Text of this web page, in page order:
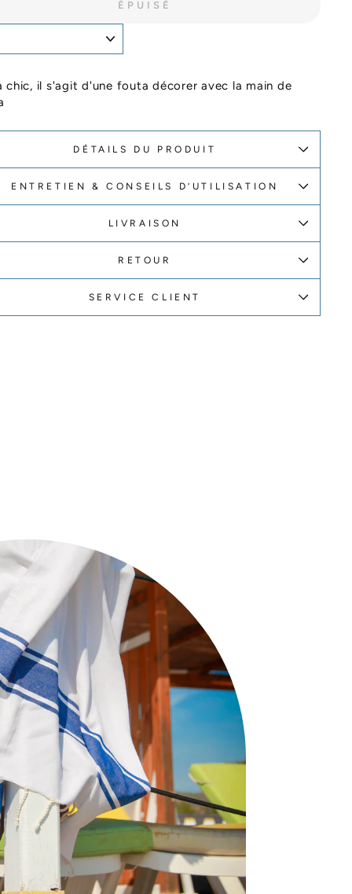
ÉPUISÉ
chic, il s'agit d'une fouta décorer avec la main de
DÉTAILS DU PRODUIT
ENTRETIEN & CONSEILS D’UTILISATION
LIVRAISON
RETOUR
SERVICE CLIENT